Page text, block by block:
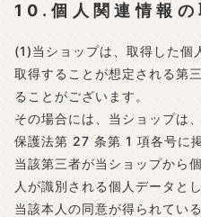
10.個人関連情報の
(1)当ショップは、取得した個
取得することが想定される第
ることがございます。
その場合には、当ショップは
保護法第 27 条第 1 項各号に
当該第三者が当ショップから
人が識別される個人データと
当該本人の同意が得られてい